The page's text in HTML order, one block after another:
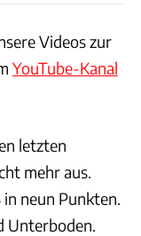
Videos zur
YouTube-Kanal
letzten
mehr aus.
neun Punkten.
Unterboden.